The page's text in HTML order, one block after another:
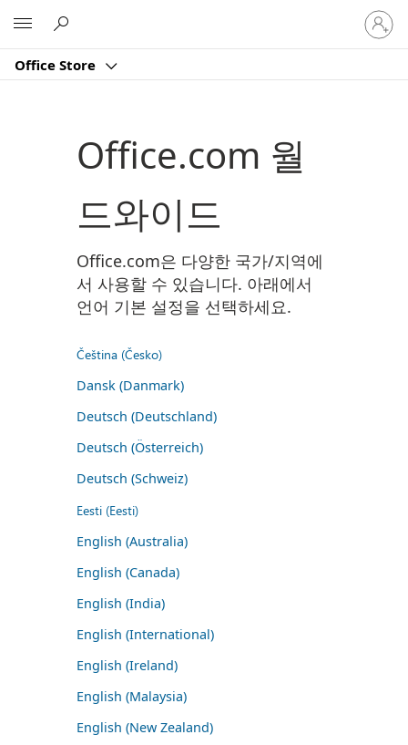
Office Store
귀
하
계
Office.com 월
드와이드
Office.com은 다양한 국가/지역에
서 사용할 수 있습니다. 아래에서
언어 기본 설정을 선택하세요.
Čeština (Česko)
Dansk (Danmark)
Deutsch (Deutschland)
Deutsch (Österreich)
Deutsch (Schweiz)
Eesti (Eesti)
English (Australia)
English (Canada)
English (India)
English (International)
English (Ireland)
English (Malaysia)
English (New Zealand)